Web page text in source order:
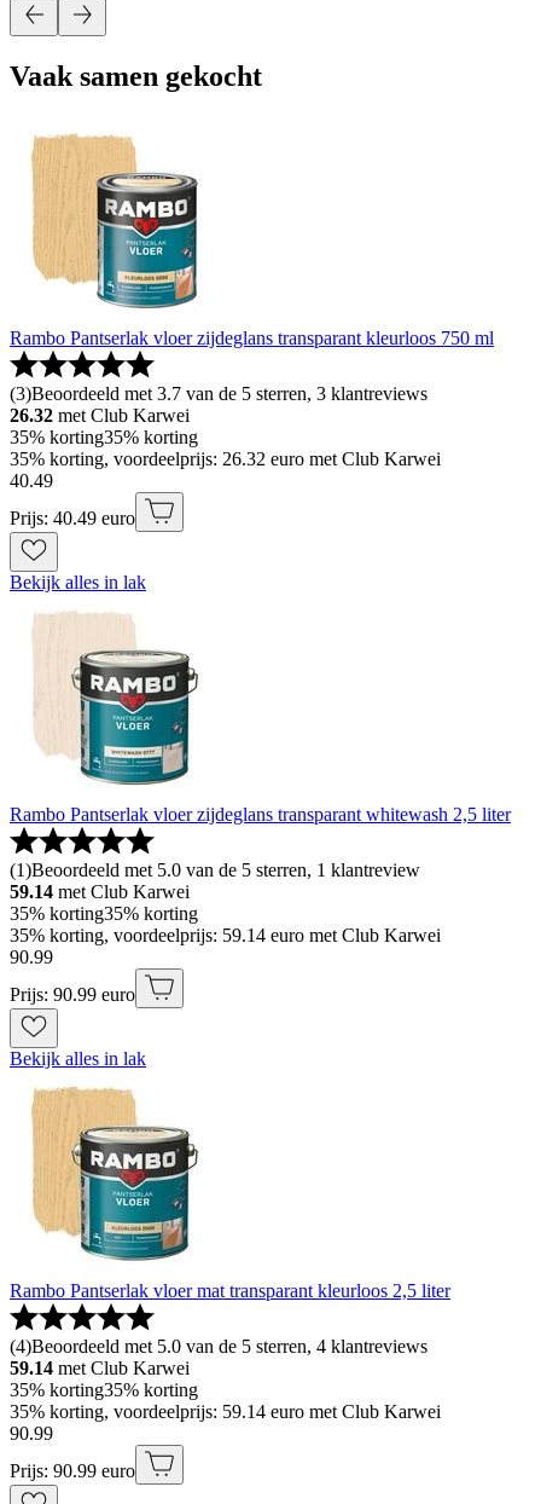
Vaak samen gekocht
Rambo Pantserlak vloer zijdeglans transparant kleurloos 750 ml
(3)Beoordeeld met 3.7 van de 5 sterren, 3 klantreviews
26.32 met Club Karwei
35% korting35% korting
35% korting, voordeelprijs: 26.32 euro met Club Karwei
40.49
Prijs: 40.49 euro
Bekijk alles in lak
Rambo Pantserlak vloer zijdeglans transparant whitewash 2,5 liter
(1)Beoordeeld met 5.0 van de 5 sterren, 1 klantreview
59.14 met Club Karwei
35% korting35% korting
35% korting, voordeelprijs: 59.14 euro met Club Karwei
90.99
Prijs: 90.99 euro
Bekijk alles in lak
Rambo Pantserlak vloer mat transparant kleurloos 2,5 liter
(4)Beoordeeld met 5.0 van de 5 sterren, 4 klantreviews
59.14 met Club Karwei
35% korting35% korting
35% korting, voordeelprijs: 59.14 euro met Club Karwei
90.99
Prijs: 90.99 euro